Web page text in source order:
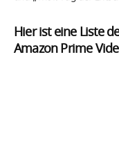
Hier ist eine Liste
Amazon Prime